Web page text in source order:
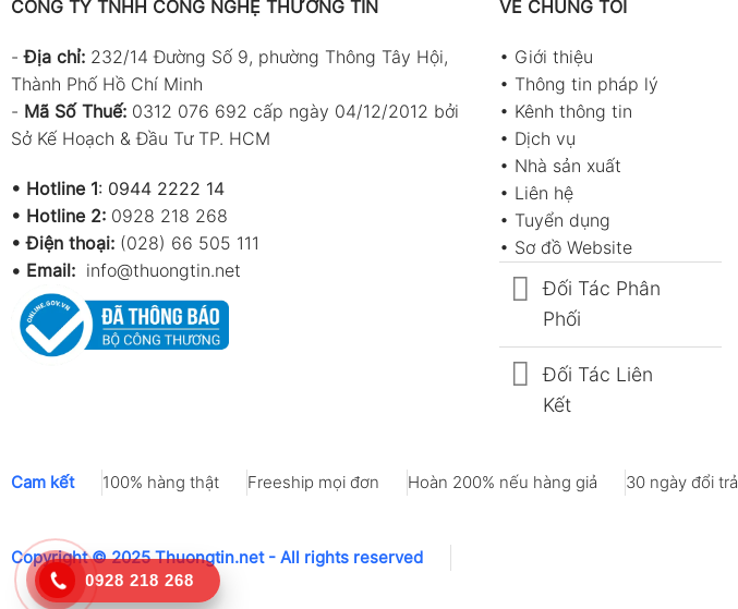
CÔNG TY TNHH CÔNG NGHỆ THƯƠNG TÍN
-Địa chỉ: 232/14 Đường Số 9, phường Thông Tây Hội,
Thành Phố Hồ Chí Minh
- Mã Số Thuế: 0312 076 692 cấp ngày 04/12/2012 bởi
Sở Kế Hoạch & Đầu Tư TP. HCM
• Hotline 1: 0944 2222 14
• Hotline 2: 0928 218 268
• Điện thoại: (028) 66 505 111
• Email: info@thuongtin.net
VỀ CHÚNG TÔI
• Giới thiệu
• Thông tin pháp lý
• Kênh thông tin
• Dịch vụ
• Nhà sản xuất
• Liên hệ
• Tuyển dụng
• Sơ đồ Website
Đối Tác Phân
Phối
Đối Tác Liên
Kết
Cam kết 100% hàng thật Freeship mọi đơn Hoàn 200% nếu hàng giả 30 ngày đổi trả
Copyright © 2025 Thuongtin.net - All rights reserved
0928 218 268